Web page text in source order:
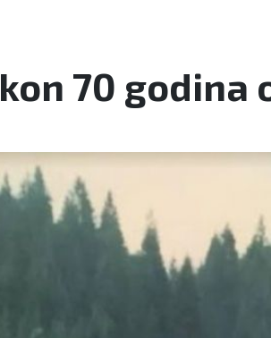
70 godina